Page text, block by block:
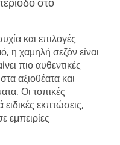
στο
και επιλογές
η χαμηλή σεζόν είναι
πιο αυθεντικές
αξιοθέατα και
Οι τοπικές
εκπτώσεις,
εμπειρίες